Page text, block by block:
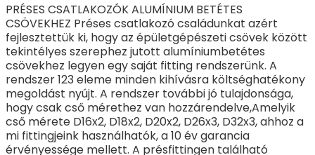
PRÉSES CSATLAKOZÓK ALUMÍNIUM BETÉTES
CSÖVEKHEZ Préses csatlakozó családunkat azért
fejlesztettük ki, hogy az épületgépészeti csövek között
tekintélyes szerephez jutott alumíniumbetétes
csövekhez legyen egy saját fitting rendszerünk. A
rendszer 123 eleme minden kihívásra költséghatékony
megoldást nyújt. A rendszer további jó tulajdonsága,
hogy csak cső mérethez van hozzárendelve,Amelyik
cső mérete D16x2, D18x2, D20x2, D26x3, D32x3, ahhoz a
mi fittingjeink használhatók, a 10 év garancia
érvényessége mellett. A présfittingen található